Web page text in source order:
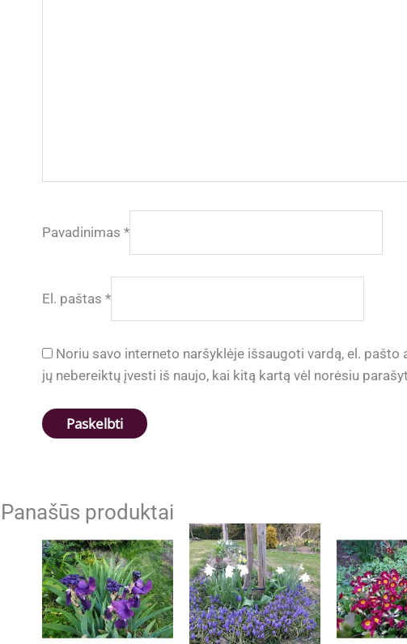
Pavadinimas *
El. paštas *
Noriu savo interneto naršyklėje išsaugoti vardą, el. pašto
jų nebereiktų įvesti iš naujo, kai kitą kartą vėl norėsiu
Panašūs produktai